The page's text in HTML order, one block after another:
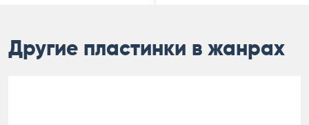
Другие пластинки в жанрах